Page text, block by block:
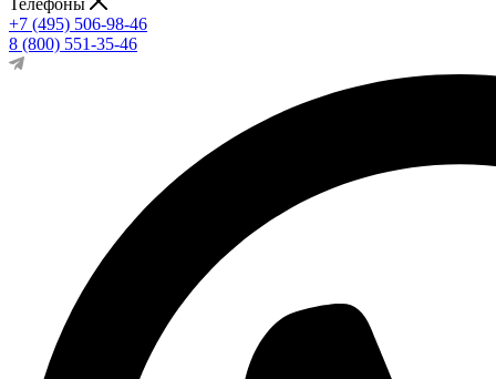
Телефоны
+7 (495) 506-98-46
8 (800) 551-35-46